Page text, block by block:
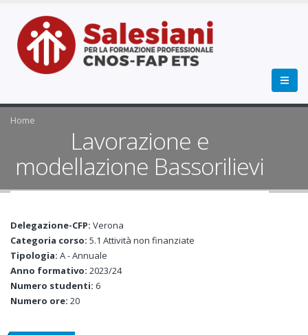
Home
Lavorazione e
modellazione Bassorilievi
Delegazione-CFP: Verona
Categoria corso: 5.1 Attività non finanziate
Tipologia: A - Annuale
Anno formativo: 2023/24
Numero studenti: 6
Numero ore: 20